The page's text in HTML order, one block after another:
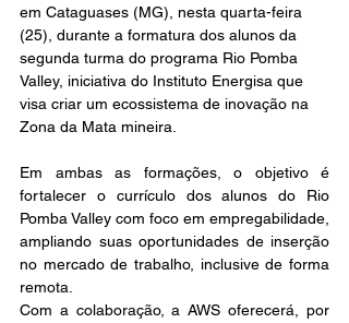
em Cataguases (MG), nesta quarta-feira
(25), durante a formatura dos alunos da
segunda turma do programa Rio Pomba
Valley, iniciativa do Instituto Energisa que
visa criar um ecossistema de inovação na
Zona da Mata mineira.
Em ambas as formações, o objetivo é
fortalecer o currículo dos alunos do Rio
Pomba Valley com foco em empregabilidade,
ampliando suas oportunidades de inserção
no mercado de trabalho, inclusive de forma
remota.
Com a colaboração, a AWS oferecerá, por